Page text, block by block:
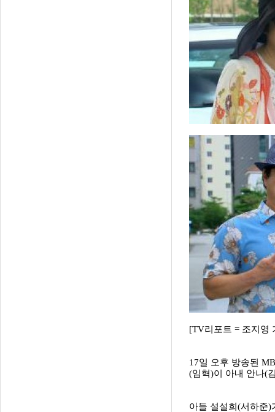
[TV리포트 = 조지영
17일 오후 방송된
(임혁)이 아내 안나(
아들 설설희(서하준